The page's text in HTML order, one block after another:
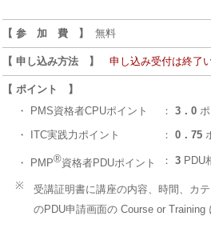
【 参 加 費 】 無料
【 申し込み方法 】 申し込み受付は終了
【 ポイント 】
・ PMS資格者CPUポイント
： 3．0
・ ITC実践力ポイント
： 0．75
・ PMP®資格者PDUポイント ： 3 PDU
※
受講証明書に講座の内容、時間、カ
のPDU申請画面の Course or